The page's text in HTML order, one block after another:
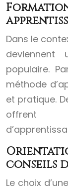
Dans le
populaire.
méthode
et pratique.
offrent
conseils
Le choix